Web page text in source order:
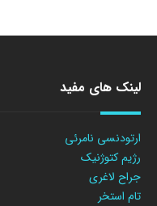
لینک های مفید
ارتودنسی نامرئی
رژیم کتوژنیک
جراح لاغری
تام استخر